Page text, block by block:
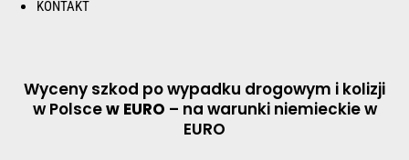
KONTAKT
Wyceny szkod po wypadku drogowym i kolizji
w Polscew EURO – na warunki niemieckie w
EURO